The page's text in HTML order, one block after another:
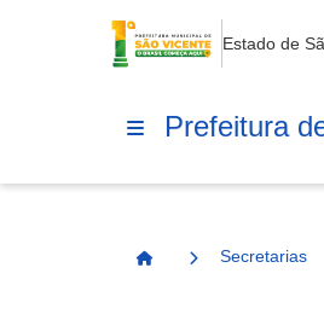
Estado de
Prefeitura
Página Inicial
Secretarias